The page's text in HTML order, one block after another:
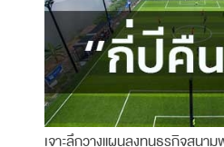
เจาะลึกวางแผนลงทุนธุรกิจสน